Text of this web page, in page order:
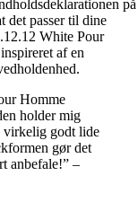
på
det passer til dine
White Pour
af en
Homme
holder mig
virkelig godt lide
gør det
anbefale!” –